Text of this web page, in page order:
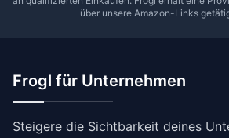
über unsere Amazon-Links
Frogl für Unternehmen
Steigere die Sichtbarkeit deines